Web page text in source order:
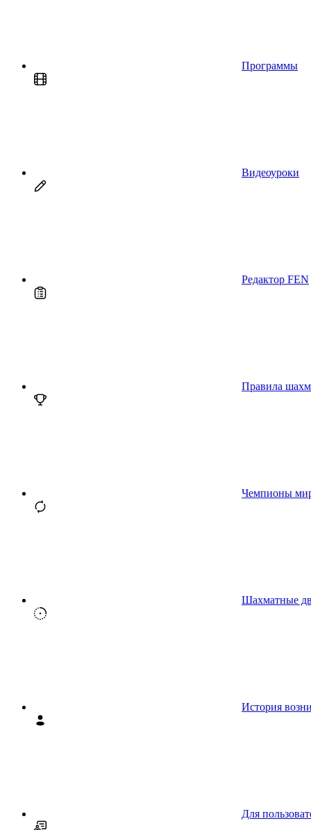
Программы
Видеоуроки
Редактор FEN
Правила
Чемпионы
Шахматные
История
Для